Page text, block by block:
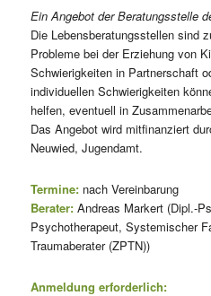
Ein Angebot der Beratungsstelle
Die Lebensberatungsstellen sind
Probleme bei der Erziehung von
Schwierigkeiten in Partnerschaft
individuellen Schwierigkeiten
helfen, eventuell in
Das Angebot wird mitfinanziert
Neuwied, Jugendamt.
Termine:nach Vereinbarung
Berater:Andreas Markert (Dipl.-
Psychotherapeut, Systemischer
Traumaberater (ZPTN))
Anmeldung erforderlich: